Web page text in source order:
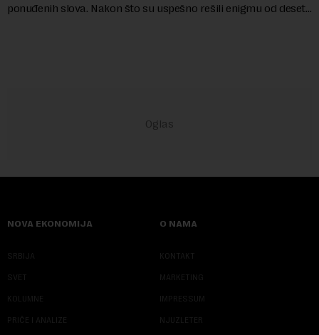
ponuđenih slova. Nakon što su uspešno rešili enigmu od deset
NOVA EKONOMIJA
SRBIJA
SVET
KOLUMNE
PRIČE I ANALIZE
O NAMA
KONTAKT
MARKETING
IMPRESSUM
NJUZLETER